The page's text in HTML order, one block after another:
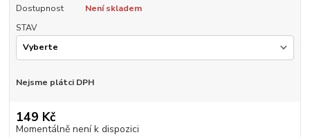
Dostupnost
Není skladem
STAV
Nejsme plátci DPH
149 Kč
Momentálně není k dispozici